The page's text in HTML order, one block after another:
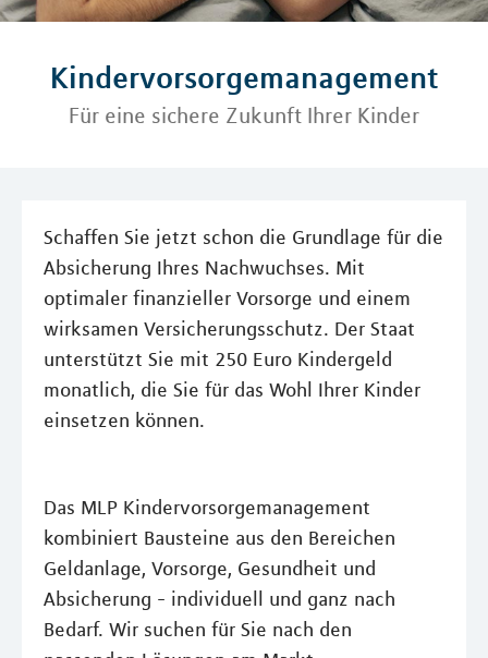
Kindervorsorgemanagement
Für eine sichere Zukunft Ihrer Kinder
Schaffen Sie jetzt schon die Grundlage für die
Absicherung Ihres Nachwuchses. Mit
optimaler finanzieller Vorsorge und einem
wirksamen Versicherungsschutz. Der Staat
unterstützt Sie mit 250 Euro Kindergeld
monatlich, die Sie für das Wohl Ihrer Kinder
einsetzen können.
Das MLP Kindervorsorgemanagement
kombiniert Bausteine aus den Bereichen
Geldanlage, Vorsorge, Gesundheit und
Absicherung - individuell und ganz nach
Bedarf. Wir suchen für Sie nach den